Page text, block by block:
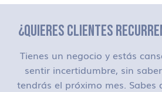
¿QUIERES CLIENTES
Tienes un negocio y estás
sentir incertidumbre, sin
tendrás el próximo mes. Sabes